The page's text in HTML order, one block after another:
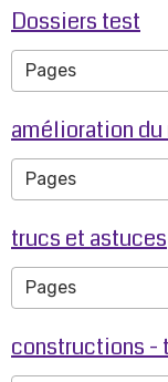
Dossiers test
amélioration
trucs et astuces
constructions -